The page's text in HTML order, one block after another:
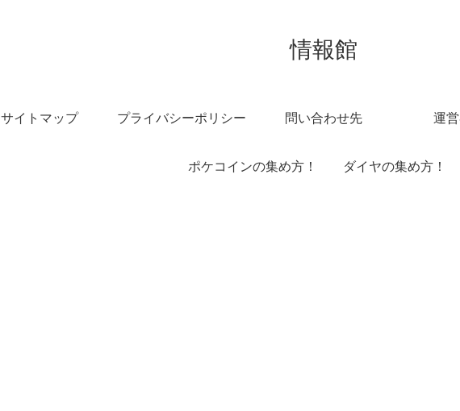
情報館
サイトマップ プライバシーポリシー 問い合わせ先 運
ポケコインの集め方！ ダイヤの集め方！